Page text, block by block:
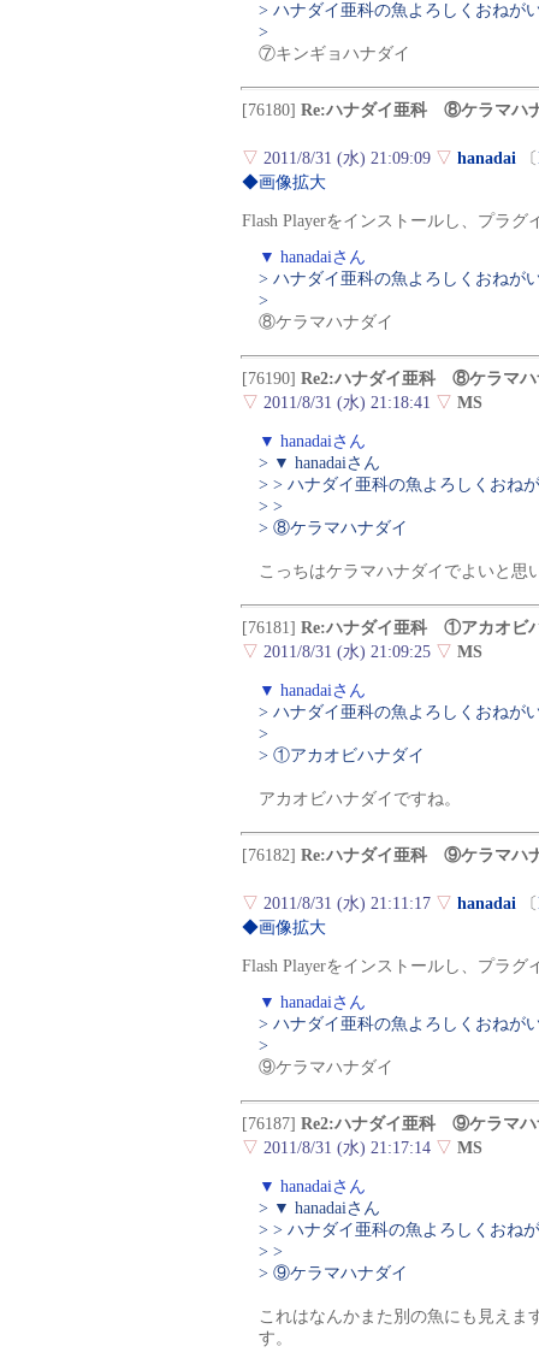
> ハナダイ亜科の魚よろしくおねが
>
⑦キンギョハナダイ
[76180] Re:ハナダイ亜科 ⑧ケラマハ
▽ 2011/8/31 (水) 21:09:09 ▽ hanadai 〔
◆画像拡大
Flash Playerをインストールし、プラ
▼ hanadaiさん
> ハナダイ亜科の魚よろしくおねが
>
⑧ケラマハナダイ
[76190] Re2:ハナダイ亜科 ⑧ケラマハ
▽ 2011/8/31 (水) 21:18:41 ▽ MS
▼ hanadaiさん
> ▼ hanadaiさん
> > ハナダイ亜科の魚よろしくおね
> >
> ⑧ケラマハナダイ
こっちはケラマハナダイでよいと思
[76181] Re:ハナダイ亜科 ①アカオビ
▽ 2011/8/31 (水) 21:09:25 ▽ MS
▼ hanadaiさん
> ハナダイ亜科の魚よろしくおねが
>
> ①アカオビハナダイ
アカオビハナダイですね。
[76182] Re:ハナダイ亜科 ⑨ケラマハ
▽ 2011/8/31 (水) 21:11:17 ▽ hanadai 〔
◆画像拡大
Flash Playerをインストールし、プラ
▼ hanadaiさん
> ハナダイ亜科の魚よろしくおねが
>
⑨ケラマハナダイ
[76187] Re2:ハナダイ亜科 ⑨ケラマハ
▽ 2011/8/31 (水) 21:17:14 ▽ MS
▼ hanadaiさん
> ▼ hanadaiさん
> > ハナダイ亜科の魚よろしくおね
> >
> ⑨ケラマハナダイ
これはなんかまた別の魚にも見えま
す。